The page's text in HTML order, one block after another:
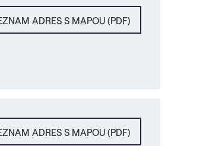
ADRES S MAPOU (PDF)
ADRES S MAPOU (PDF)